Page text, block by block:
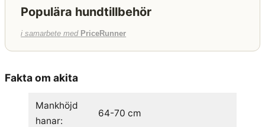
Populära hundtillbehör
i samarbete med PriceRunner
Fakta om akita
Mankhöjd
hanar:
64-70 cm